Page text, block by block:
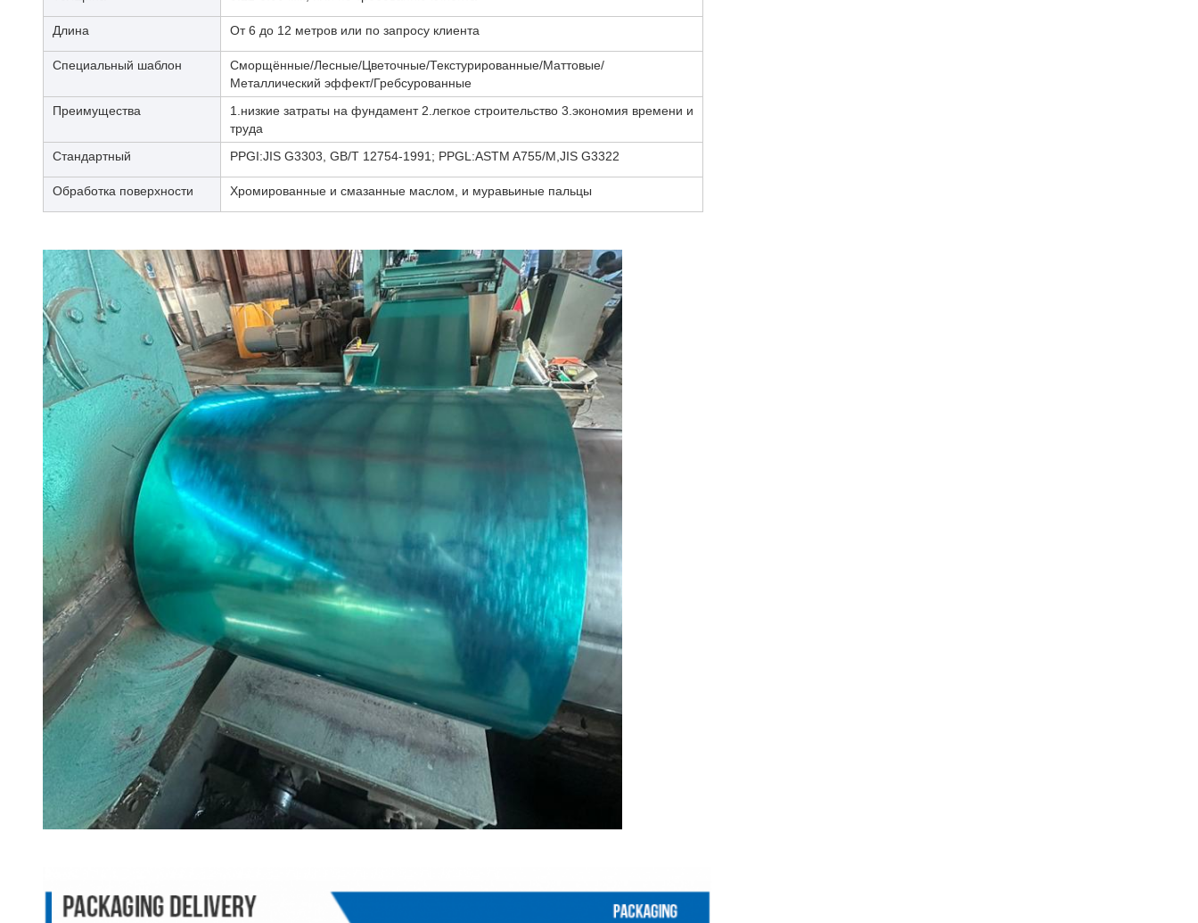
Длина От 6 до 12 метров или по запросу клиента
Специальный шаблон
Сморщённые/Лесные/Цветочные/Текстурированные/Маттовые/
Металлический эффект/Гребсурованные
Преимущества
1.низкие затраты на фундамент 2.легкое строительство 3.экономия времени и
труда
Стандартный
PPGI:JIS G3303, GB/T 12754-1991; PPGL:ASTM A755/M,JIS G3322
Обработка поверхности Хромированные и смазанные маслом, и муравьиные пальцы